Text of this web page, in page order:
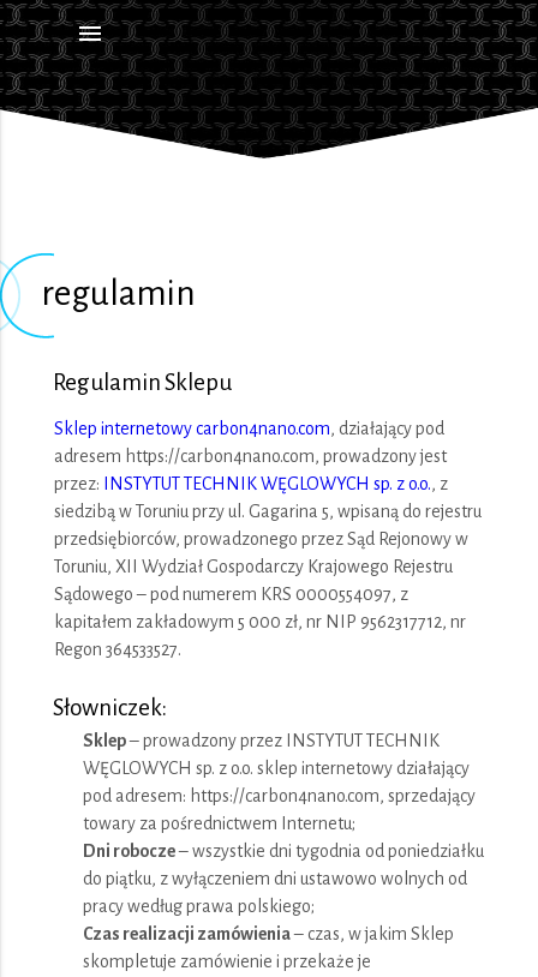
menu
regulamin
Regulamin Sklepu
Sklep internetowy carbon4nano.com, działający pod
adresem https://carbon4nano.com, prowadzony jest
przez:
INSTYTUT TECHNIK WĘGLOWYCH sp. z o.o., z
siedzibą w Toruniu przy ul. Gagarina 5, wpisaną do rejestru
przedsiębiorców, prowadzonego przez Sąd Rejonowy w
Toruniu, XII Wydział Gospodarczy Krajowego Rejestru
Sądowego – pod numerem KRS 0000554097, z
kapitałem zakładowym 5 000 zł, nr NIP 9562317712, nr
Regon 364533527.
Słowniczek:
Sklep– prowadzony przez INSTYTUT TECHNIK
WĘGLOWYCH sp. z o.o. sklep internetowy działający
pod adresem: https://carbon4nano.com, sprzedający
towary za pośrednictwem Internetu;
Dni robocze– wszystkie dni tygodnia od poniedziałku
do piątku, z wyłączeniem dni ustawowo wolnych od
pracy według prawa polskiego;
Czas realizacji zamówienia– czas, w jakim Sklep
skompletuje zamówienie i przekaże je